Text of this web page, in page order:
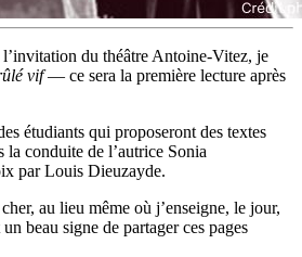
du théâtre Antoine-Vitez, je
vif— ce sera la première lecture après
étudiants qui proposeront des textes
la conduite de l’autrice Sonia
par Louis Dieuzayde.
au lieu même où j’enseigne, le jour,
un beau signe de partager ces pages